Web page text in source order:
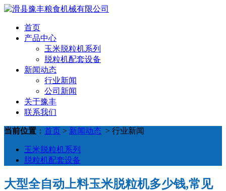
首页
产品中心
玉米脱粒机系列
脱粒机配套设备
新闻动态
行业新闻
公司新闻
关于豫丰
联系我们
当前位置 ： 首页 > 新闻动态 > 行业新闻
玉米脱粒机系列
脱粒机配套设备
大型全自动上料玉米脱粒机多少钱,常见